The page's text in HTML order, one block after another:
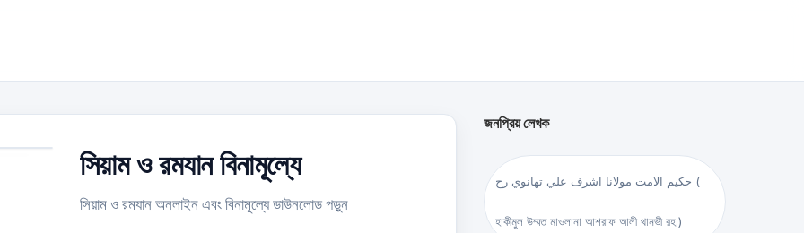
সিয়াম ও রমযান বিনামূল্যে
সিয়াম ও রমযান অনলাইন এবং বিনামূল্যে ডাউনলোড পড়ুন
জনপ্রিয় লেখক
حكيم الامت مولانا اشرف علي تهانوي رح (
হাকীমুল উম্মত মাওলানা আশরাফ আলী থানভী রহ.)